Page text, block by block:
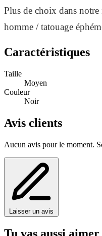
Plus de choix dans notre
homme / tatouage
Caractéristiques
Taille
Moyen
Couleur
Noir
Avis clients
Aucun avis pour le moment.
Laisser un avis
Tu vas aussi aimer